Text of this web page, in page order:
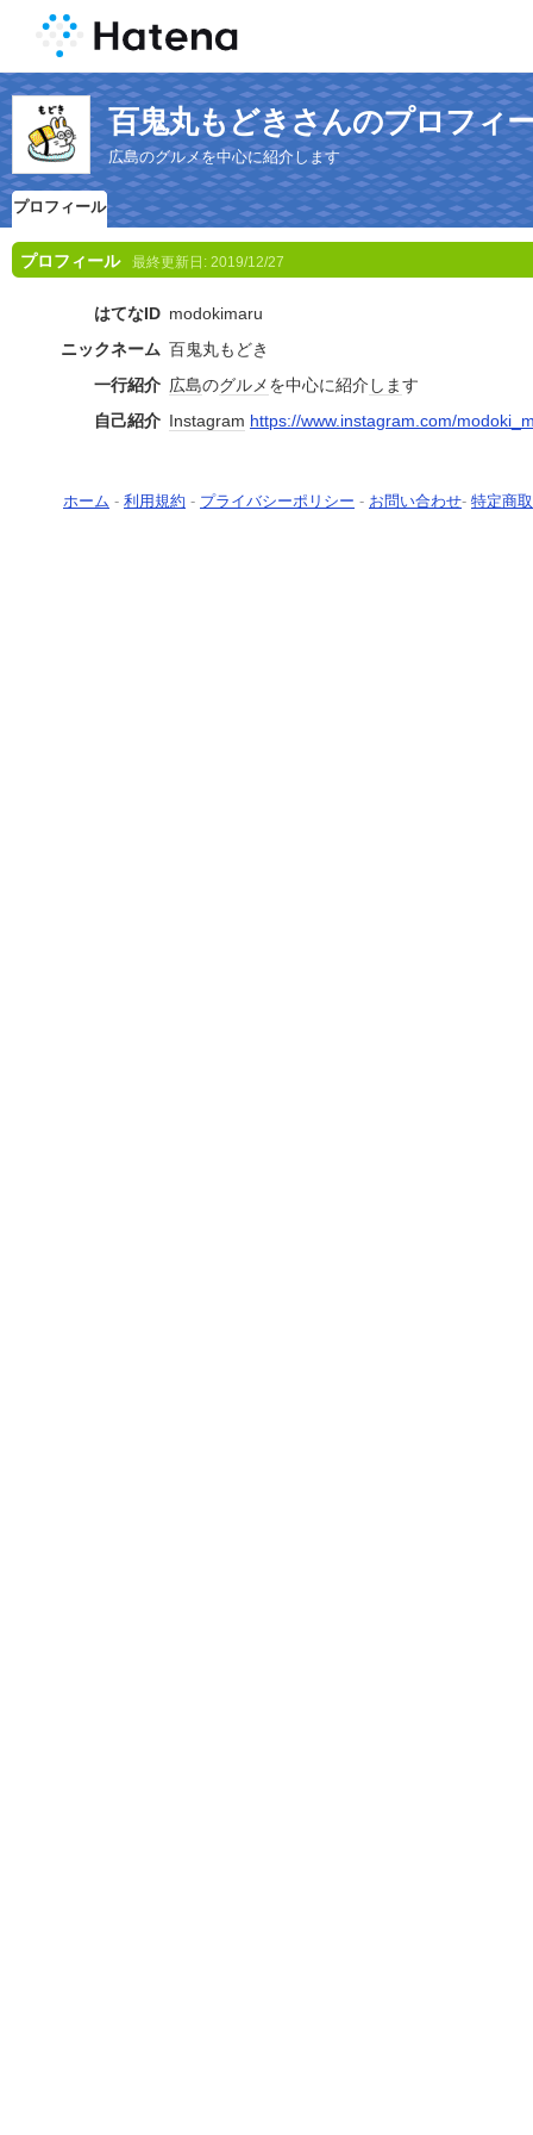
百鬼丸もどきさんのプロフィ
広島のグルメを中心に紹介します
プロフィール
プロフィール 最終更新日: 2019/12/27
はてなID modokimaru
ニックネーム 百鬼丸もどき
一行紹介 広島のグルメを中心に紹介 します
自己紹介 Instagram https://www.instagram.com/
ホーム - 利用規約 - プライバシーポリシー - お問い合わせ- 特定商